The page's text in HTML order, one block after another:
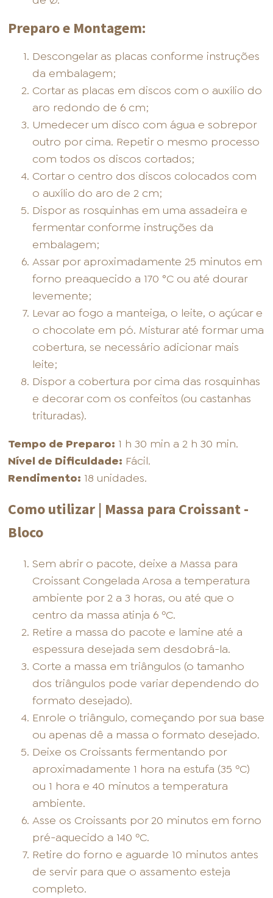
Preparo e Montagem:
Descongelar as placas conforme instruções
da embalagem;
Cortar as placas em discos com o auxílio do
aro redondo de 6 cm;
Umedecer um disco com água e sobrepor
outro por cima. Repetir o mesmo processo
com todos os discos cortados;
Cortar o centro dos discos colocados com
o auxílio do aro de 2 cm;
Dispor as rosquinhas em uma assadeira e
fermentar conforme instruções da
embalagem;
Assar por aproximadamente 25 minutos em
forno preaquecido a 170 °C ou até dourar
levemente;
Levar ao fogo a manteiga, o leite, o açúcar e
o chocolate em pó. Misturar até formar uma
cobertura, se necessário adicionar mais
leite;
Dispor a cobertura por cima das rosquinhas
e decorar com os confeitos (ou castanhas
trituradas).
Tempo de Preparo: 1 h 30 min a 2 h 30 min.
Nível de Dificuldade: Fácil.
Rendimento: 18 unidades.
Como utilizar | Massa para Croissant -
Bloco
Sem abrir o pacote, deixe a Massa para
Croissant Congelada Arosa a temperatura
ambiente por 2 a 3 horas, ou até que o
centro da massa atinja 6 ºC.
Retire a massa do pacote e lamine até a
espessura desejada sem desdobrá-la.
Corte a massa em triângulos (o tamanho
dos triângulos pode variar dependendo do
formato desejado).
Enrole o triângulo, começando por sua base
ou apenas dê a massa o formato desejado.
Deixe os Croissants fermentando por
aproximadamente 1 hora na estufa (35 ºC)
ou 1 hora e 40 minutos a temperatura
ambiente.
Asse os Croissants por 20 minutos em forno
pré-aquecido a 140 ºC.
Retire do forno e aguarde 10 minutos antes
de servir para que o assamento esteja
completo.